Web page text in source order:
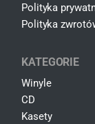
Polityka
Polityka
KATEGORIE
Winyle
CD
Kasety